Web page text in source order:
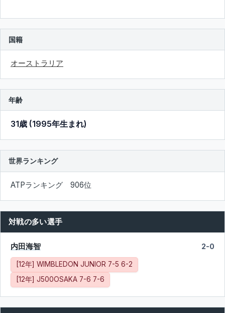
国籍
オーストラリア
年齢
31歳 (1995年生まれ)
世界ランキング
ATPランキング 906位
対戦の多い選手
内田海智 2-0
[12年] WIMBLEDON JUNIOR 7-5 6-2
[12年] J500OSAKA 7-6 7-6